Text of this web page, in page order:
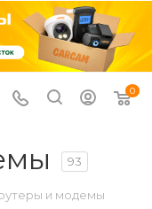
0
93
и модемы